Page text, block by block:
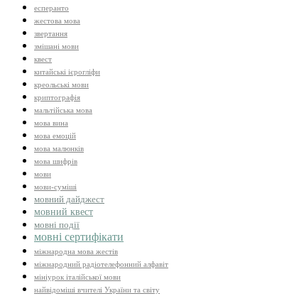
есперанто
жестова мова
звертання
змішані мови
квест
китайські ієрогліфи
креольські мови
криптографія
мальтійська мова
мова вина
мова емоцій
мова малюнків
мова шифрів
мови
мови-суміші
мовний дайджест
мовний квест
мовні події
мовні сертифікати
міжнародна мова жестів
міжнародний радіотелефонний алфавіт
мініурок італійської мови
найвідоміші вчителі України та світу